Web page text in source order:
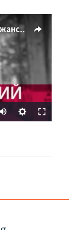
Имидж – все. Почему азербайджанские правозащитники и независимые журналисты попадают в тюрьму